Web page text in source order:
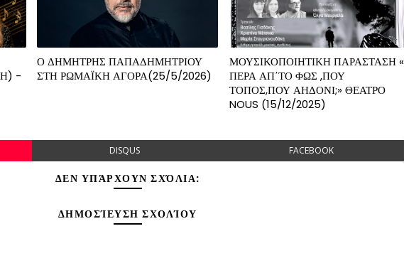
-
Ο ΔΗΜΗΤΡΗΣ ΠΑΠΑΔΗΜΗΤΡΙΟΥ
ΣΤΗ ΡΩΜΑΪΚΗ ΑΓΟΡΑ(25/5/2026)
ΜΟΥΣΙΚΟΠΟΙΗΤΙΚΗ ΠΑΡΑΣΤΑΣΗ «
ΠΕΡΑ ΑΠ΄ΤΟ ΦΩΣ ,ΠΟΥ
ΤΟΠΟΣ,ΠΟΥ ΑΗΔΟΝΙ;» ΘΕΑΤΡΟ
NOUS (15/12/2025)
DISQUS FACEBOOK
ΔΕΝ ΥΠΆΡΧΟΥΝ ΣΧΌΛΙΑ:
ΔΗΜΟΣΊΕΥΣΗ ΣΧΟΛΊΟΥ